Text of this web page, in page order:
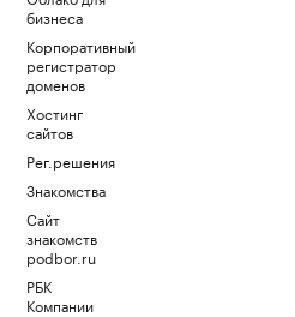
бизнеса
Корпоративный
регистратор
доменов
Хостинг
сайтов
Рег.решения
Знакомства
Сайт
знакомств
podbor.ru
РБК
Компании